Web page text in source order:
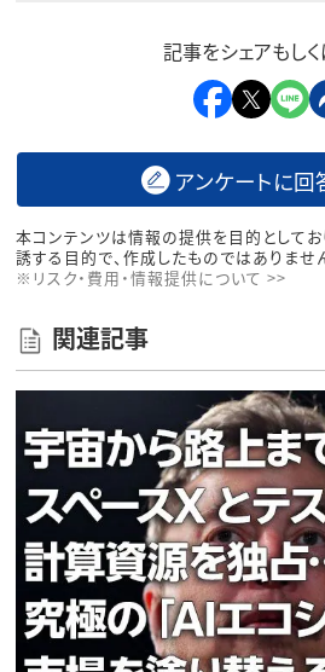
記事をシェアもし
アンケートに回
本コンテンツは情報の提供を目的として
誘する目的で、作成したものではありませ
※リスク・費用・情報提供について >>
関連記事